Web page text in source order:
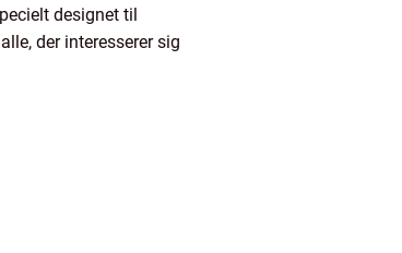
designet til
der interesserer sig